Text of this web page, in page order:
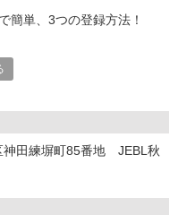
簡単、3つの登録方法！
神田練塀町85番地 JEBL秋